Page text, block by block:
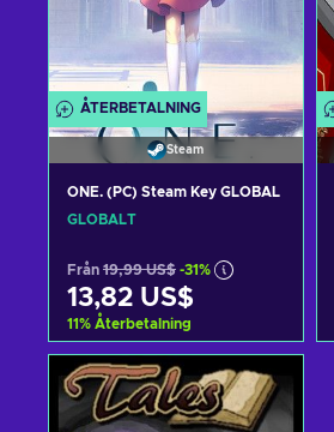
ÅTERBETALNING
Steam
ONE. (PC) Steam Key GLOBAL
GLOBALT
Från 19,99 US$ -31%
13,82 US$
11% Återbetalning
Lägg till i varukorgen
View offers